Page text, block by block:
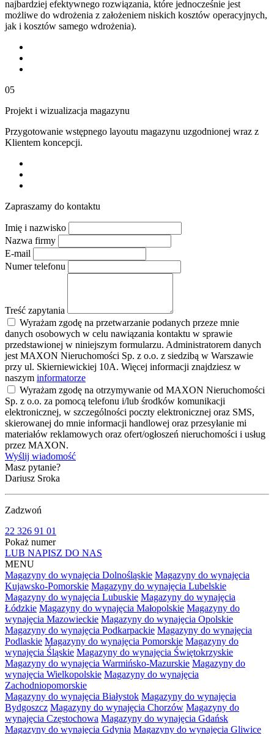
najbardziej efektywnego rozwiązania, które jednocześnie jest
możliwe do wdrożenia z założeniem niskich kosztów operacyjnych,
jak i kosztów samego wdrożenia).
05
Projekt i wizualizacja magazynu
Przygotowanie wstępnego layoutu magazynu uzgodnionej wraz z
Klientem koncepcji.
Zapraszamy do kontaktu
Imię i nazwisko
Nazwa firmy
E-mail
Numer telefonu
Treść zapytania
Wyrażam zgodę na przetwarzanie podanych przeze mnie
danych osobowych w celu nawiązania kontaktu w sprawie
przedstawionej w niniejszym formularzu. Administratorem danych
jest MAXON Nieruchomości Sp. z o.o. z siedzibą w Warszawie
przy ul. Skierniewickiej 10A. Więcej informacji znajdziesz w
naszym informatorze
Wyrażam zgodę na otrzymywanie od MAXON Nieruchomości
Sp. z o.o. za pomocą telefonu i/lub środków komunikacji
elektronicznej, w szczególności poczty elektronicznej oraz SMS,
skierowanej do mnie informacji handlowej oraz przesyłanie mi
materiałów reklamowych oraz ofert/ogłoszeń nieruchomości i usług
przez MAXON.
Wyślij wiadomość
Masz pytanie?
Dariusz Sroka
Zadzwoń
22 326 91 01
Pokaż numer
LUB NAPISZ DO NAS
MENU
Magazyny do wynajęcia Dolnośląskie Magazyny do wynajęcia
Kujawsko-Pomorskie Magazyny do wynajęcia Lubelskie
Magazyny do wynajęcia Lubuskie Magazyny do wynajęcia
Łódzkie Magazyny do wynajęcia Małopolskie Magazyny do
wynajęcia Mazowieckie Magazyny do wynajęcia Opolskie
Magazyny do wynajęcia Podkarpackie Magazyny do wynajęcia
Podlaskie Magazyny do wynajęcia Pomorskie Magazyny do
wynajęcia Śląskie Magazyny do wynajęcia Świętokrzyskie
Magazyny do wynajęcia Warmińsko-Mazurskie Magazyny do
wynajęcia Wielkopolskie Magazyny do wynajęcia
Zachodniopomorskie
Magazyny do wynajęcia Białystok Magazyny do wynajęcia
Bydgoszcz Magazyny do wynajęcia Chorzów Magazyny do
wynajęcia Częstochowa Magazyny do wynajęcia Gdańsk
Magazyny do wynajęcia Gdynia Magazyny do wynajęcia Gliwice